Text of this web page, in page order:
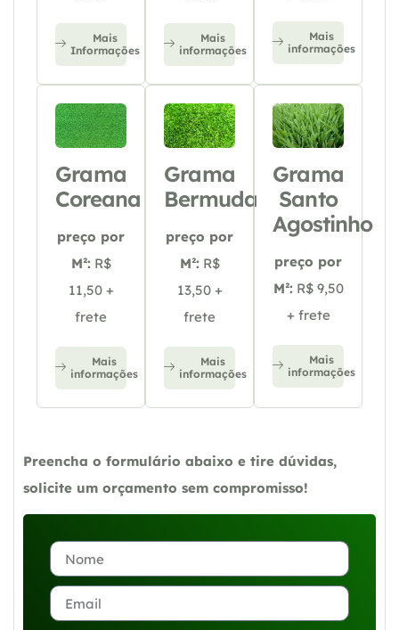
Mais
Informações
Mais
informações
Mais
informações
Grama
Coreana
preço por
M²: R$
11,50 +
frete
Mais
informações
Grama
Bermuda
preço por
M²: R$
13,50 +
frete
Mais
informações
Grama
Santo
Agostinho
preço por
M²: R$ 9,50
+ frete
Mais
informações
Preencha o formulário abaixo e tire dúvidas,
solicite um orçamento sem compromisso!